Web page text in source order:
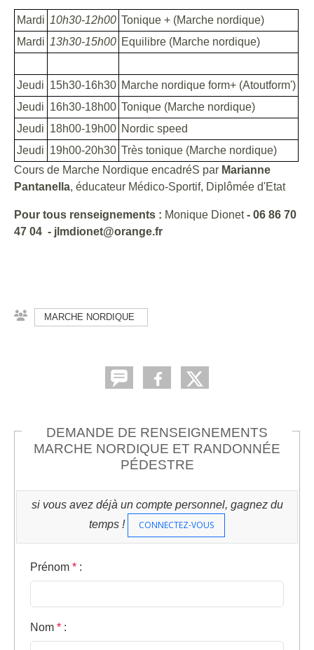
Mardi 10h30-12h00 Tonique + (Marche nordique)
Mardi 13h30-15h00 Equilibre (Marche nordique)
Jeudi 15h30-16h30 Marche nordique form+ (Atoutform')
Jeudi 16h30-18h00 Tonique (Marche nordique)
Jeudi 18h00-19h00 Nordic speed
Jeudi 19h00-20h30 Très tonique (Marche nordique)
Cours de Marche Nordique encadréS par Marianne
Pantanella, éducateur Médico-Sportif, Diplômée d'Etat
Pour tous renseignements : Monique Dionet- 06 86 70
47 04 - jlmdionet@orange.fr
MARCHE NORDIQUE
DEMANDE DE RENSEIGNEMENTS
MARCHE NORDIQUE ET RANDONNÉE
PÉDESTRE
si vous avez déjà un compte personnel, gagnez du
temps !
CONNECTEZ-VOUS
Prénom * :
Nom * :